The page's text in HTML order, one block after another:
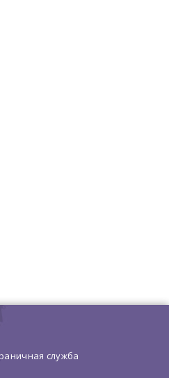
служба